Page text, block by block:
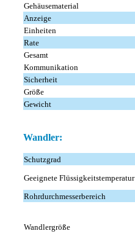
Gehäusematerial
Anzeige
Einheiten
Rate
Gesamt
Kommunikation
Sicherheit
Größe
Gewicht
Wandler:
Schutzgrad
Geeignete Flüssigkeitstemperatur
Rohrdurchmesserbereich
Wandlergröße